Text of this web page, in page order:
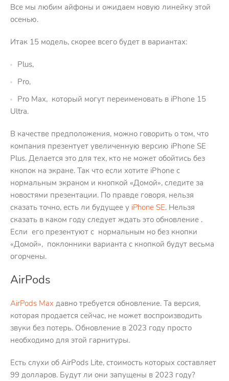
Все мы любим айфоны и ожидаем новую линейку этой
осенью.
Итак 15 модель, скорее всего будет в вариантах:
Plus,
Pro,
Pro Max, который могут переименовать в iPhone 15
Ultra.
В качестве предположения, можно говорить о том, что
компания презентует увеличенную версию iPhone SE
Plus. Делается это для тех, кто не может обойтись без
кнопок на экране. Так что если хотите iPhone с
нормальным экраном и кнопкой «Домой», следите за
новостями презентации. По правде говоря, нельзя
сказать точно, есть ли будущее у iPhone SE. Нельзя
сказать в каком году следует ждать это обновление .
Если его презентуют с нормальным но без кнопки
«Домой», поклонники варианта с кнопкой будут весьма
огорчены.
AirPods
AirPods Max давно требуется обновление. Та версия,
которая продается сейчас, не может воспроизводить
звуки без потерь. Обновление в 2023 году просто
необходимо для этой гарнитуры.
Есть слухи об AirPods Lite, стоимость которых составляет
99 долларов. Будут ли они запущены в 2023 году?